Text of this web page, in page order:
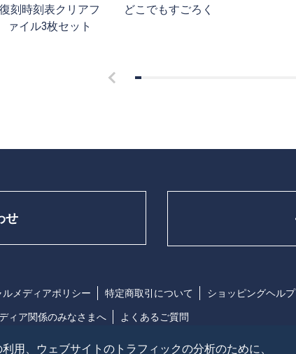
復刻時刻表クリアフ
ァイル3枚セット
どこでもすごろく
せ
ルメディアポリシー 特定商取引について ショッピングヘルプ
ィア関係のみなさまへ よくあるご質問
用、ウェブサイトのトラフィックの分析のために、